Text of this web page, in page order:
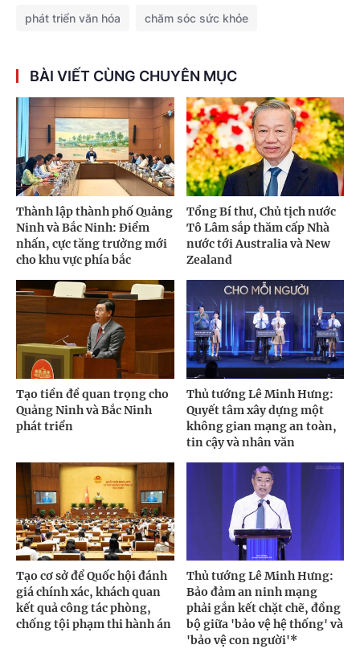
phát triển văn hóa chăm sóc sức khỏe
BÀI VIẾT CÙNG CHUYÊN MỤC
Thành lập thành phố Quảng
Ninh và Bắc Ninh: Điểm
nhấn, cực tăng trưởng mới
cho khu vực phía bắc
Tổng Bí thư, Chủ tịch nước
Tô Lâm sắp thăm cấp Nhà
nước tới Australia và New
Zealand
Tạo tiền đề quan trọng cho
Quảng Ninh và Bắc Ninh
phát triển
Thủ tướng Lê Minh Hưng:
Quyết tâm xây dựng một
không gian mạng an toàn,
tin cậy và nhân văn
Tạo cơ sở để Quốc hội đánh
giá chính xác, khách quan
kết quả công tác phòng,
chống tội phạm thi hành án
Thủ tướng Lê Minh Hưng:
Bảo đảm an ninh mạng
phải gắn kết chặt chẽ, đồng
bộ giữa 'bảo vệ hệ thống' và
'bảo vệ con người'*